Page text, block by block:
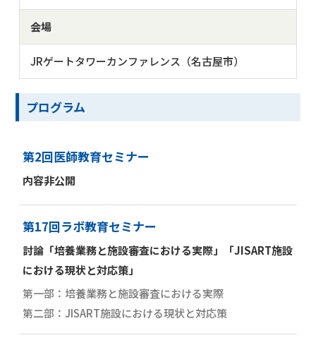
会場
JRゲートタワーカンファレンス（名古屋市）
プログラム
第2回医師教育セミナー
内容非公開
第17回ラボ教育セミナー
討論「培養業務と施設審査における実際」「JISART施設
における現状と対応策」
第一部：培養業務と施設審査における実際
第二部：JISART施設における現状と対応策